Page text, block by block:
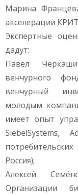
Марина
акселерации
Экспертные
дадут:
Павел
венчурного
венчурный
молодым
имеет опыт
SiebelSystems,
Россия);
Алексей
Организации